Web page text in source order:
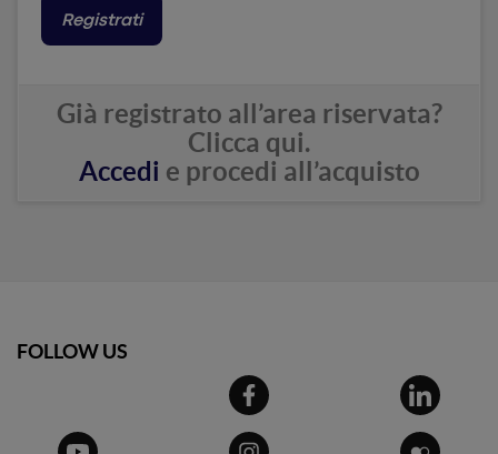
Registrati
Già registrato all’area riservata?
Clicca qui.
Accedi e procedi all’acquisto
Password
FOLLOW US